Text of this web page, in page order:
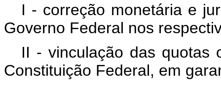
I - correção monetária e
Governo Federal nos
II - vinculação das quotas
Constituição Federal, em